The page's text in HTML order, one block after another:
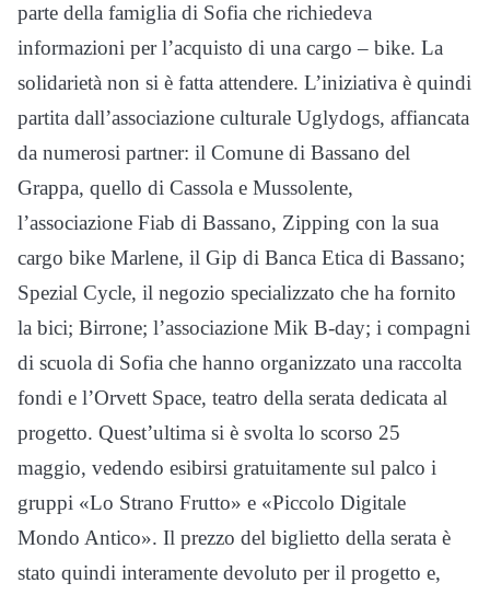
parte della famiglia di Sofia che richiedeva
informazioni per l’acquisto di una cargo – bike. La
solidarietà non si è fatta attendere. L’iniziativa è quindi
partita dall’associazione culturale Uglydogs, affiancata
da numerosi partner: il Comune di Bassano del
Grappa, quello di Cassola e Mussolente,
l’associazione Fiab di Bassano, Zipping con la sua
cargo bike Marlene, il Gip di Banca Etica di Bassano;
Spezial Cycle, il negozio specializzato che ha fornito
la bici; Birrone; l’associazione Mik B-day; i compagni
di scuola di Sofia che hanno organizzato una raccolta
fondi e l’Orvett Space, teatro della serata dedicata al
progetto. Quest’ultima si è svolta lo scorso 25
maggio, vedendo esibirsi gratuitamente sul palco i
gruppi «Lo Strano Frutto» e «Piccolo Digitale
Mondo Antico». Il prezzo del biglietto della serata è
stato quindi interamente devoluto per il progetto e,